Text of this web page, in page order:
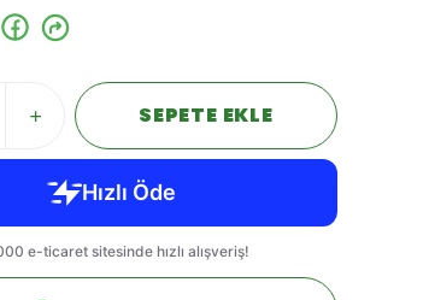
SEPETE EKLE